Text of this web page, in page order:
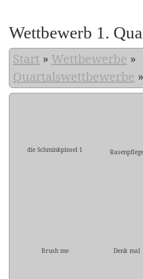
Wettbewerb 1.
Start » Wettbewerbe »
Quartalswettbewerbe »
die Schminkpinsel 1 Rasenpflege
Brush me Denk mal